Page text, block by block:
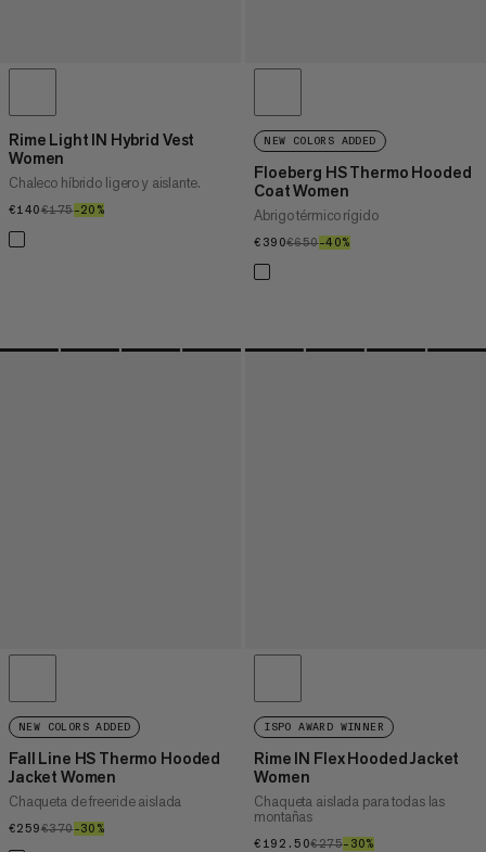
Rime Light IN Hybrid Vest
Women
Chaleco híbrido ligero y aislante.
€140€140
€175€175
–20%
NEW COLORS ADDED
Floeberg HS Thermo Hooded
Coat Women
Abrigo térmico rígido
€390€390
€650€650
–40%
NEW COLORS ADDED
Fall Line HS Thermo Hooded
Jacket Women
Chaqueta de freeride aislada
€259€259
€370€370
–30%
ISPO AWARD WINNER
Rime IN Flex Hooded Jacket
Women
Chaqueta aislada para todas las
montañas
€192.50€192.50
€275€275
–30%